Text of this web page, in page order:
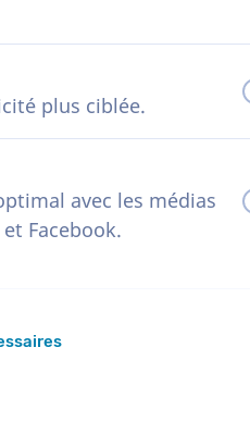
plus ciblée.
avec les médias
Facebook.